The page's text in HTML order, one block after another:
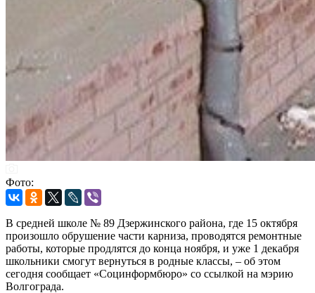
Фото:
В средней школе № 89 Дзержинского района, где 15 октября
произошло обрушение части карниза, проводятся ремонтные
работы, которые продлятся до конца ноября, и уже 1 декабря
школьники смогут вернуться в родные классы, – об этом
сегодня сообщает «Социнформбюро» со ссылкой на мэрию
Волгограда.